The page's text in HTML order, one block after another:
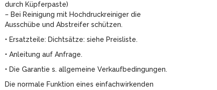
durch Küpferpaste)
– Bei Reinigung mit Hochdruckreiniger die
Ausschübe und Abstreifer schützen.
• Ersatzteile: Dichtsätze: siehe Preisliste.
• Anleitung auf Anfrage.
• Die Garantie s. allgemeine Verkaufbedingungen.
Die normale Funktion eines einfachwirkenden